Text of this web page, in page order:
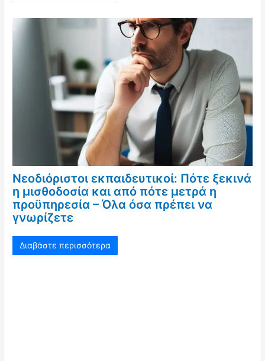
Νεοδιόριστοι εκπαιδευτικοί: Πότε ξεκινά
η μισθοδοσία και από πότε μετρά η
προϋπηρεσία – Όλα όσα πρέπει να
γνωρίζετε
Διαβάστε περισσότερα